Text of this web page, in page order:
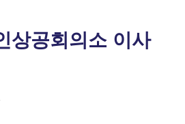
상공회의소 이사